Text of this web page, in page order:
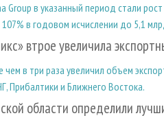
в указанный период стали
в годовом исчислении до 5,1
втрое увеличила
в три раза увеличил объем
Прибалтики и Ближнего Востока.
области определили